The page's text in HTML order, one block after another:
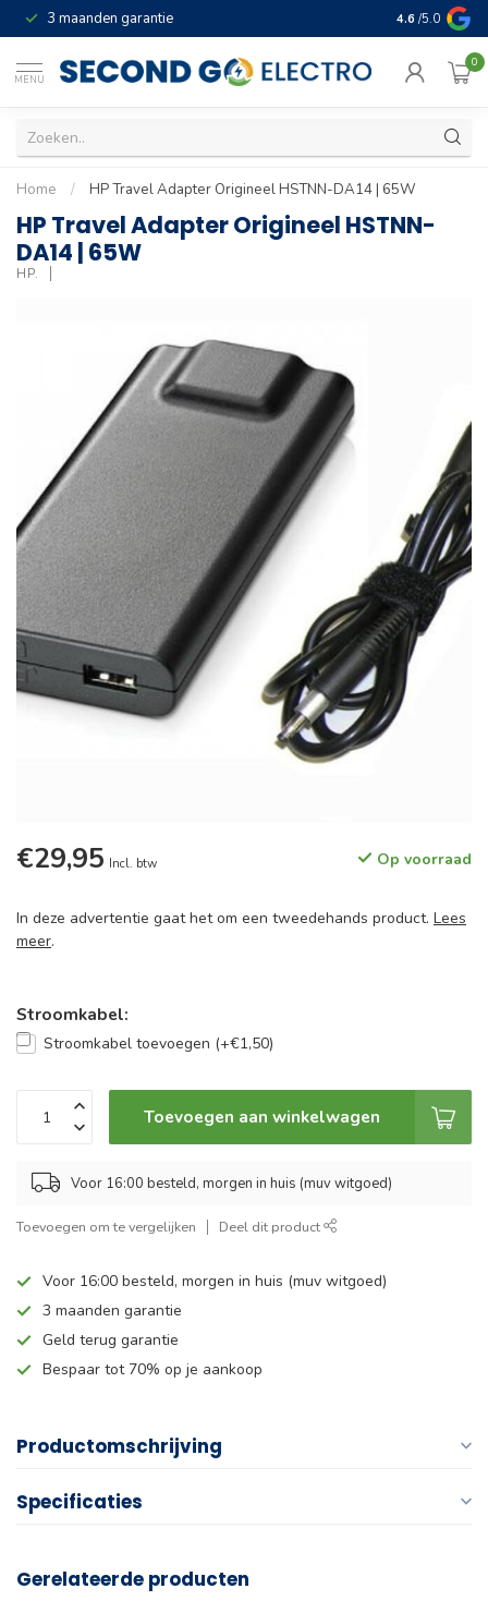
3 maanden garantie Geld terug
4.6 /5.0
MENU
0
Home / HP Travel Adapter Origineel HSTNN-DA14 | 65W
HP Travel Adapter Origineel HSTNN-
DA14 | 65W
HP.
€29,95 Incl. btw Op voorraad
In deze advertentie gaat het om een tweedehands product. Lees
meer.
Stroomkabel:
Stroomkabel toevoegen (+€1,50)
Toevoegen aan winkelwagen
Voor 16:00 besteld, morgen in huis (muv witgoed)
Toevoegen om te vergelijken Deel dit product
Voor 16:00 besteld, morgen in huis (muv witgoed)
3 maanden garantie
Geld terug garantie
Bespaar tot 70% op je aankoop
Productomschrijving
Specificaties
Gerelateerde producten